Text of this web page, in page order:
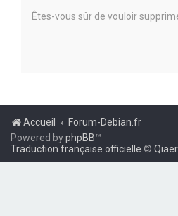
Êtes-vous sûr de vouloir
Accueil Forum-Debian.fr
Powered byphpBB™
Traduction française officielle ©